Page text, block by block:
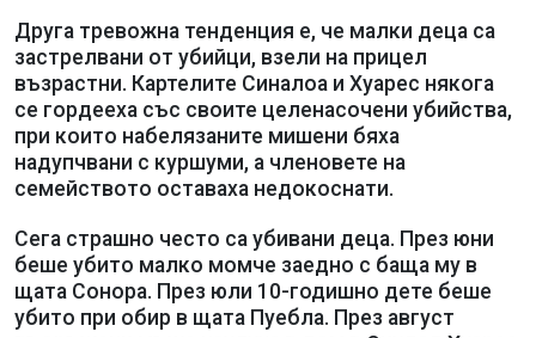
Друга тревожна тенденция е, че малки деца са
застрелвани от убийци, взели на прицел
възрастни. Картелите Синалоа и Хуарес някога
се гордееха със своите целенасочени убийства,
при които набелязаните мишени бяха
надупчвани с куршуми, а членовете на
семейството оставаха недокоснати.
Сега страшно често са убивани деца. През юни
беше убито малко момче заедно с баща му в
щата Сонора. През юли 10-годишно дете беше
убито при обир в щата Пуебла. През август